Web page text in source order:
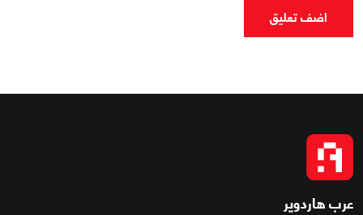
اضف تعليق
عرب هاردوير